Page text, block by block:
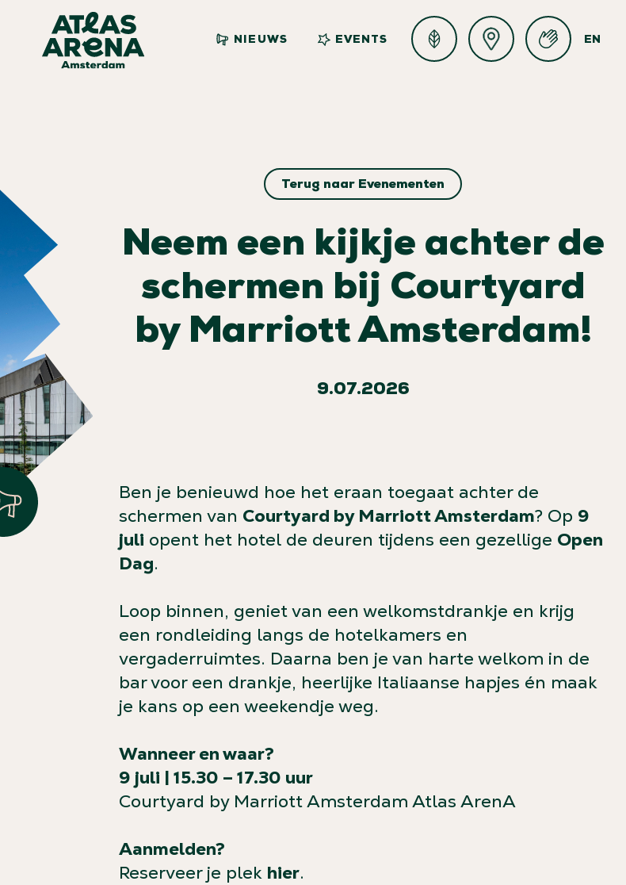
NIEUWS EVENTS EN
Terug naar Evenementen
Neem een kijkje achter de
schermen bij Courtyard
by Marriott Amsterdam!
9.07.2026
Ben je benieuwd hoe het eraan toegaat achter de
schermen van Courtyard by Marriott Amsterdam? Op 9
juli opent het hotel de deuren tijdens een gezellige Open
Dag.
Loop binnen, geniet van een welkomstdrankje en krijg
een rondleiding langs de hotelkamers en
vergaderruimtes. Daarna ben je van harte welkom in de
bar voor een drankje, heerlijke Italiaanse hapjes én maak
je kans op een weekendje weg.
Wanneer en waar?
9 juli | 15.30 – 17.30 uur
Courtyard by Marriott Amsterdam Atlas ArenA
Aanmelden?
Reserveer je plek hier.